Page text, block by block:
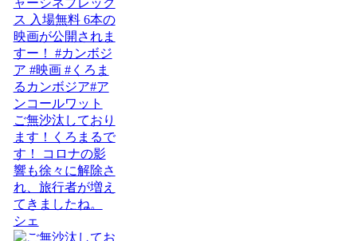
ご無沙汰しており
ます！くろまるで
す！ コロナの影
響も徐々に解除さ
れ、旅行者が増え
てきましたね。
シェ